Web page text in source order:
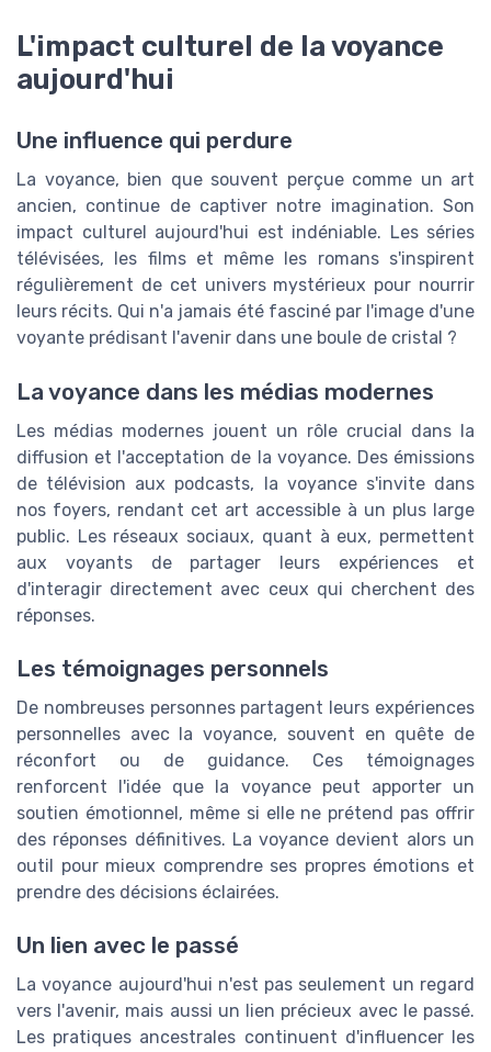
L'impact culturel de la voyance
aujourd'hui
Une influence qui perdure
La voyance, bien que souvent perçue comme un art
ancien, continue de captiver notre imagination. Son
impact culturel aujourd'hui est indéniable. Les séries
télévisées, les films et même les romans s'inspirent
régulièrement de cet univers mystérieux pour nourrir
leurs récits. Qui n'a jamais été fasciné par l'image d'une
voyante prédisant l'avenir dans une boule de cristal ?
La voyance dans les médias modernes
Les médias modernes jouent un rôle crucial dans la
diffusion et l'acceptation de la voyance. Des émissions
de télévision aux podcasts, la voyance s'invite dans
nos foyers, rendant cet art accessible à un plus large
public. Les réseaux sociaux, quant à eux, permettent
aux voyants de partager leurs expériences et
d'interagir directement avec ceux qui cherchent des
réponses.
Les témoignages personnels
De nombreuses personnes partagent leurs expériences
personnelles avec la voyance, souvent en quête de
réconfort ou de guidance. Ces témoignages
renforcent l'idée que la voyance peut apporter un
soutien émotionnel, même si elle ne prétend pas offrir
des réponses définitives. La voyance devient alors un
outil pour mieux comprendre ses propres émotions et
prendre des décisions éclairées.
Un lien avec le passé
La voyance aujourd'hui n'est pas seulement un regard
vers l'avenir, mais aussi un lien précieux avec le passé.
Les pratiques ancestrales continuent d'influencer les